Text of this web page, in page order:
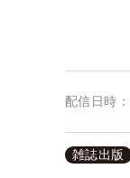
配信日時：
雑誌出版